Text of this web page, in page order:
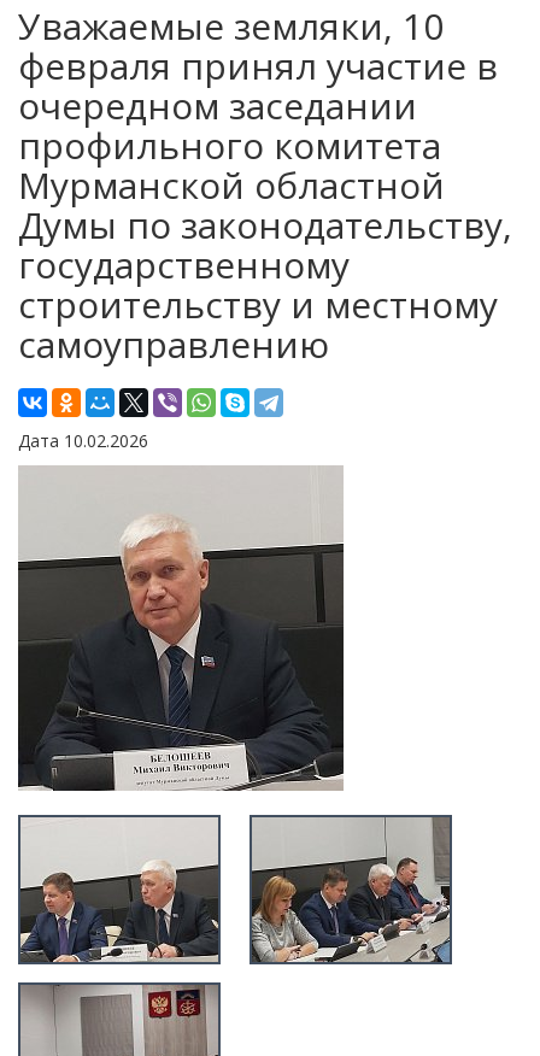
Уважаемые земляки, 10
февраля принял участие в
очередном заседании
профильного комитета
Мурманской областной
Думы по законодательству,
государственному
строительству и местному
самоуправлению
Дата 10.02.2026